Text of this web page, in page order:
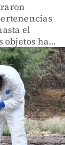
el
objetos ha
personas
integrantes